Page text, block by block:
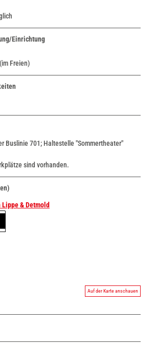
Einrichtung
Freien)
Buslinie 701; Haltestelle "Sommertheater"
sind vorhanden.
& Detmold
Auf der Karte anschauen